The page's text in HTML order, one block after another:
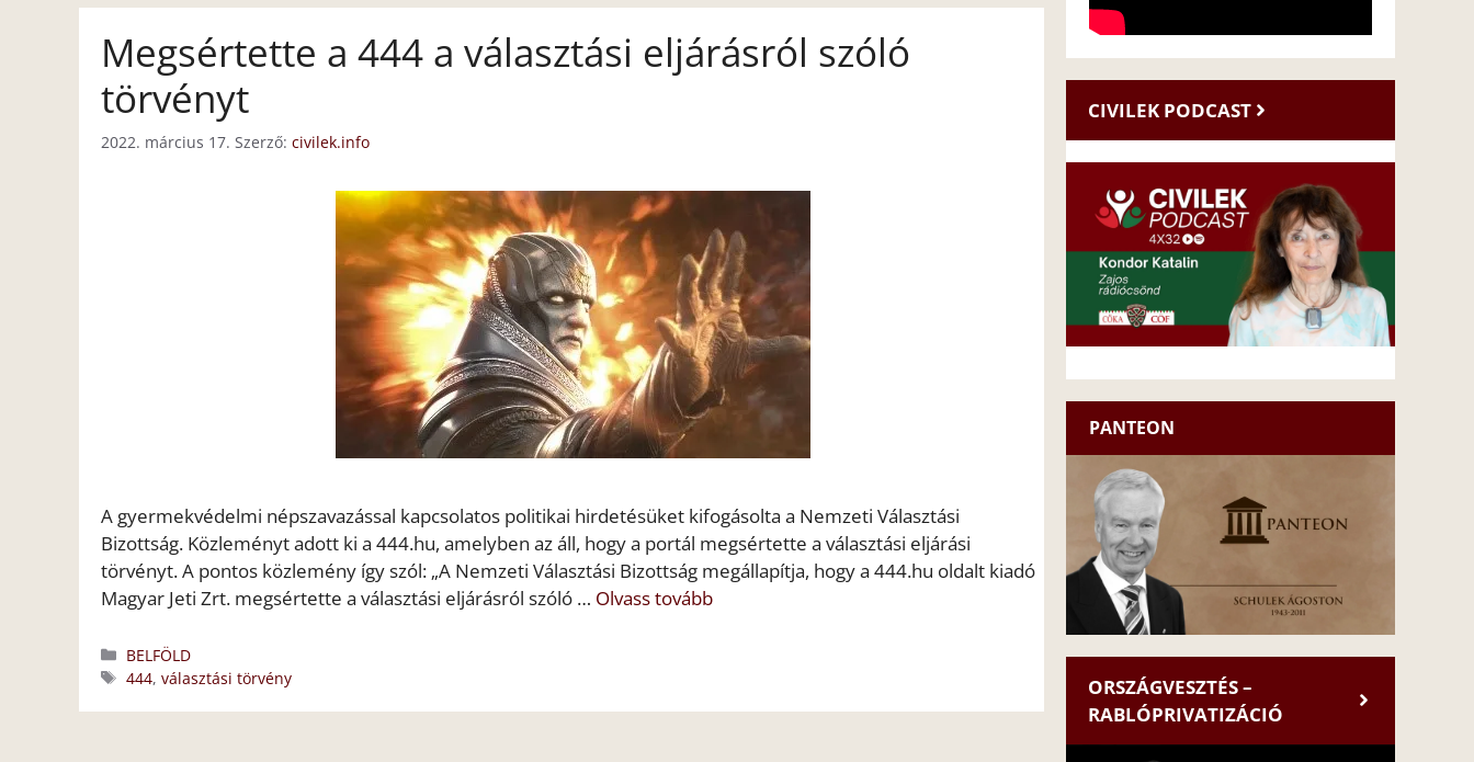
Megsértette a 444 a választási eljárásról szóló
törvényt
2022. március 17. Szerző: civilek.info
A gyermekvédelmi népszavazással kapcsolatos politikai hirdetésüket kifogásolta a Nemzeti Választási
Bizottság. Közleményt adott ki a 444.hu, amelyben az áll, hogy a portál megsértette a választási eljárási
törvényt. A pontos közlemény így szól: „A Nemzeti Választási Bizottság megállapítja, hogy a 444.hu oldalt kiadó
Magyar Jeti Zrt. megsértette a választási eljárásról szóló … Olvass tovább
Kategória
BELFÖLD
Címkék
444,választási törvény
CIVILEK PODCAST
PANTEON
ORSZÁGVESZTÉS –
RABLÓPRIVATIZÁCIÓ